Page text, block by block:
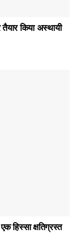
किया अस्थायी
हिस्सा क्षतिग्रस्त